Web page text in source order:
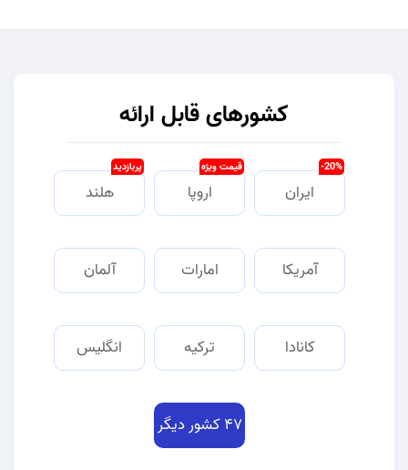
کشورهای قابل ارائه
ایران
20%-
اروپا
قیمت ویژه
هلند
پربازدید
آمریکا امارات آلمان
کانادا ترکیه انگلیس
۴۷ کشور دیگر